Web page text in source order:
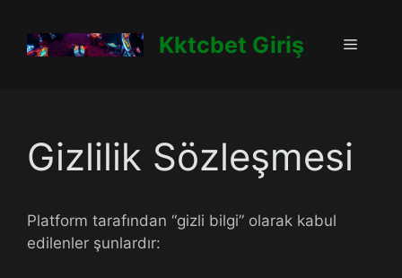
Kktcbet Giriş Menü
Gizlilik Sözleşmesi
Platform tarafından “gizli bilgi” olarak kabul
edilenler şunlardır: